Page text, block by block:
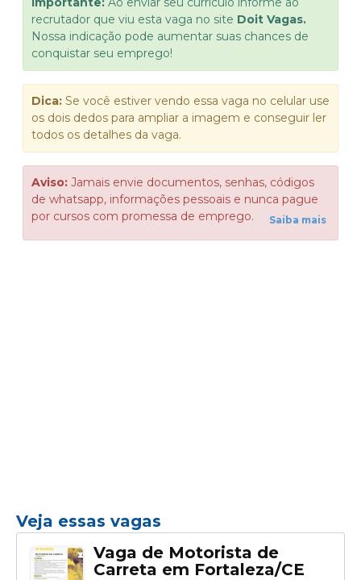
recrutador que viu esta vaga no site Doit Vagas.
Nossa indicação pode aumentar suas chances de
conquistar seu emprego!
Dica: Se você estiver vendo essa vaga no celular use
os dois dedos para ampliar a imagem e conseguir ler
todos os detalhes da vaga.
Aviso: Jamais envie documentos, senhas, códigos
de whatsapp, informações pessoais e nunca pague
por cursos com promessa de emprego.
Saiba mais
Veja essas vagas
Vaga de Motorista de
Carreta em Fortaleza/CE